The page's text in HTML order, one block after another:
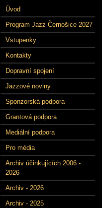
Úvod
Program Jazz Černošice 2027
Vstupenky
Kontakty
Dopravní spojení
Jazzové noviny
Sponzorská podpora
Grantová podpora
Mediální podpora
Pro média
Archiv účinkujících 2006 -
2026
Archiv - 2026
Archiv - 2025